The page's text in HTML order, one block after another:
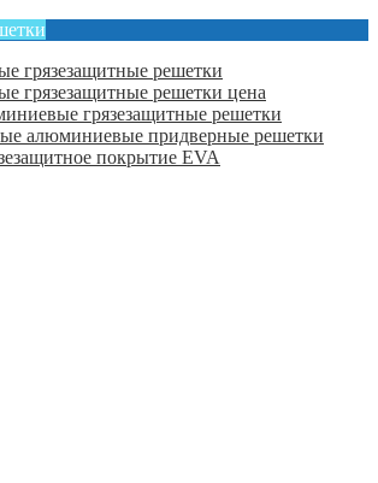
грязезащитные решетки
грязезащитные решетки цена
грязезащитные решетки
алюминиевые придверные решетки
покрытие EVA